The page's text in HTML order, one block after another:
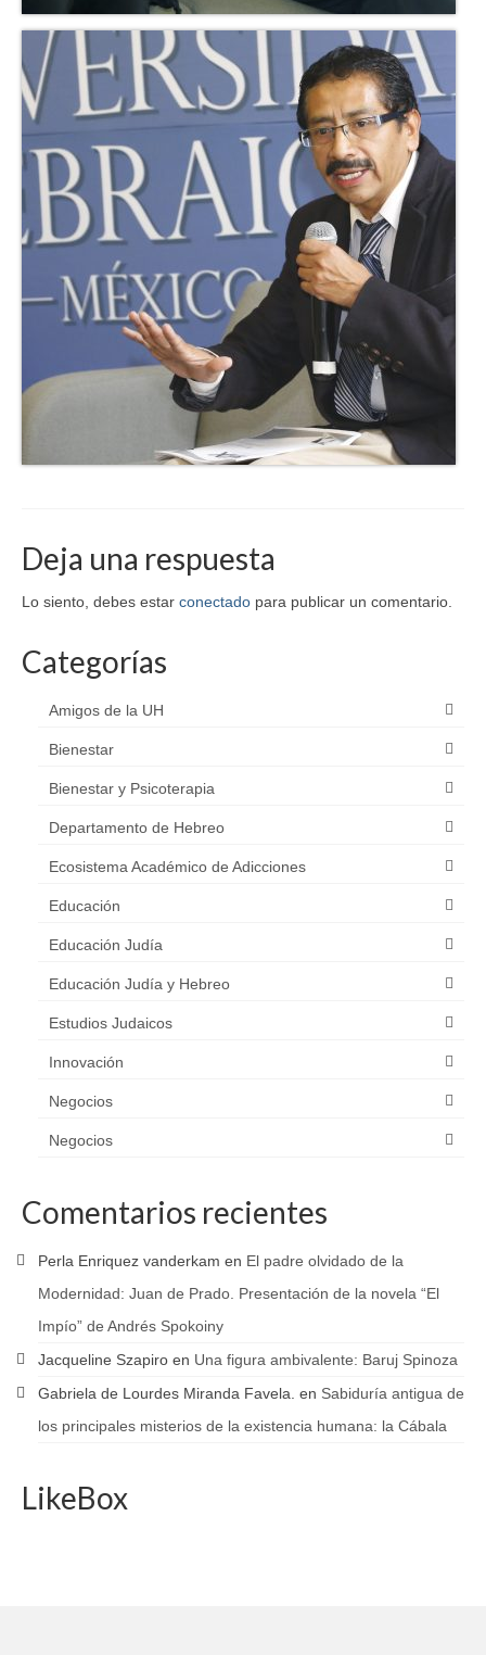
Deja una respuesta
Lo siento, debes estar conectado para publicar un comentario.
Categorías
Amigos de la UH
Bienestar
Bienestar y Psicoterapia
Departamento de Hebreo
Ecosistema Académico de Adicciones
Educación
Educación Judía
Educación Judía y Hebreo
Estudios Judaicos
Innovación
Negocios
Negocios
Comentarios recientes
Perla Enriquez vanderkam en El padre olvidado de la
Modernidad: Juan de Prado. Presentación de la novela “El
Impío” de Andrés Spokoiny
Jacqueline Szapiro en Una figura ambivalente: Baruj Spinoza
Gabriela de Lourdes Miranda Favela. en Sabiduría antigua de
los principales misterios de la existencia humana: la Cábala
LikeBox